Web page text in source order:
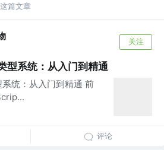
篇文章
关注
系统：从入门到精通
统：从入门到精通 前
评论